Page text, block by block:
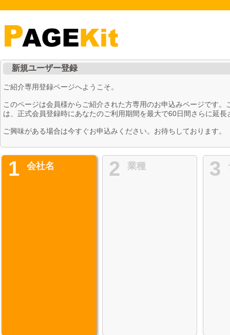
新規ユーザー登録
ご紹介専用登録ページへようこそ。
このページは会員様からご紹介された方専用のお申込みページです
は、正式会員登録時にあなたのご利用期間を最大で60日間さらに延長
ご興味がある場合は今すぐお申込みください。お待ちしております。
1 会社名 2 業種 3